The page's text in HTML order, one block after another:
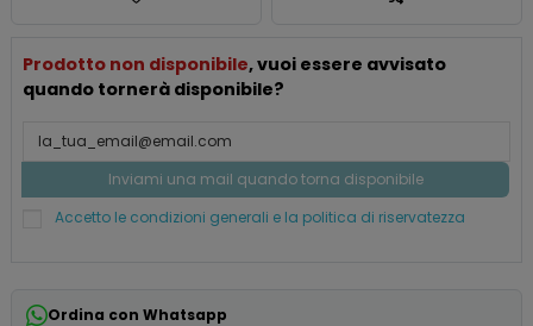
Prodotto non disponibile, vuoi essere avvisato
quando tornerà disponibile?
Accetto le condizioni generali e la politica di riservatezza
Ordina con Whatsapp